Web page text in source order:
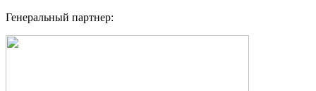
Генеральный партнер: